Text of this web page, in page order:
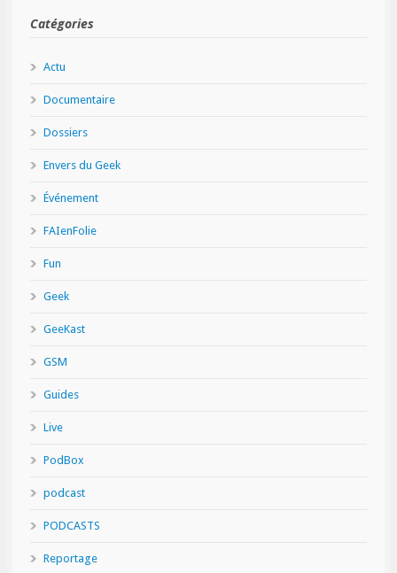
Catégories
Actu
Documentaire
Dossiers
Envers du Geek
Événement
FAIenFolie
Fun
Geek
GeeKast
GSM
Guides
Live
PodBox
podcast
PODCASTS
Reportage